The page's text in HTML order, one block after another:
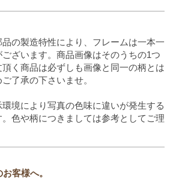
の製造特性により、フレームは一本一
ざいます。商品画像はそのうちの1つ
く商品は必ずしも画像と同一の柄とは
了承の下さいませ。
境により写真の色味に違いが発生する
色や柄につきましては参考としてご理
客様へ。